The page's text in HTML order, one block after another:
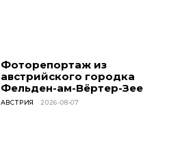
Фоторепортаж из
австрийского городка
Фельден-ам-Вёртер-Зее
АВСТРИЯ 2026-08-07